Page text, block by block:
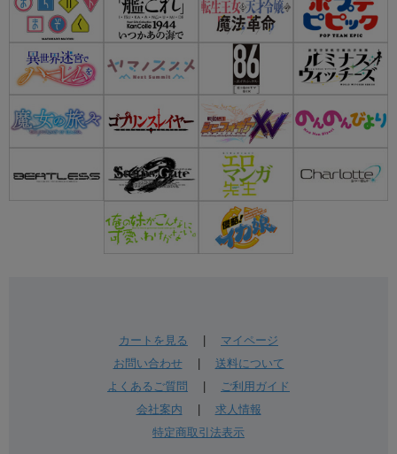
カートを見る
マイページ
お問い合わせ| 送料について
よくあるご質問
ご利用ガイド
会社案内
求人情報
特定商取引法表示